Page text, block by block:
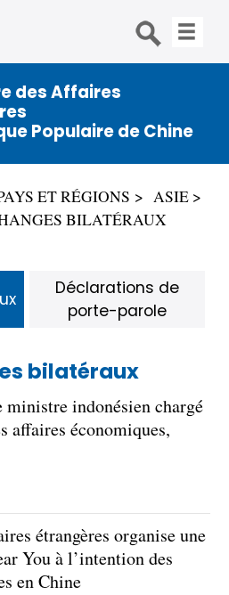
des Affaires
Populaire de Chine
ET RÉGIONS
ASIE
BILATÉRAUX
bilatéraux
indonésien chargé
affaires économiques,
étrangères organise une
You à l’intention des
en Chine
Déclarations de
porte-parole